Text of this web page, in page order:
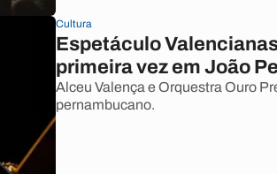
Cultura
Espetáculo
primeira vez em João
Alceu Valença e Orquestra Ouro
pernambucano.